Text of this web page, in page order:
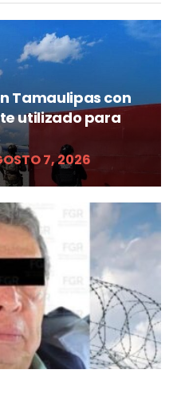
Tamaulipas con
utilizado para
7, 2026